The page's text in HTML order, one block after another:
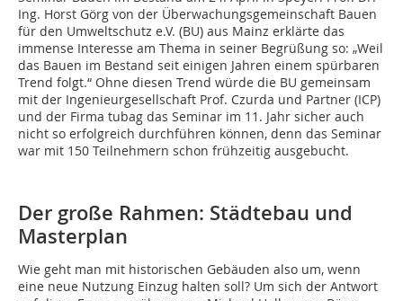
Ing. Horst Görg von der Überwachungsgemeinschaft Bauen
für den Umweltschutz e.V. (BU) aus Mainz erklärte das
immense Interesse am Thema in seiner Begrüßung so: „Weil
das Bauen im Bestand seit einigen Jahren einem spürbaren
Trend folgt.“ Ohne diesen Trend würde die BU gemeinsam
mit der Ingenieurgesellschaft Prof. Czurda und Partner (ICP)
und der Firma tubag das Seminar im 11. Jahr sicher auch
nicht so erfolgreich durchführen können, denn das Seminar
war mit 150 Teilnehmern schon frühzeitig ausgebucht.
Der große Rahmen: Städtebau und
Masterplan
Wie geht man mit historischen Gebäuden also um, wenn
eine neue Nutzung Einzug halten soll? Um sich der Antwort